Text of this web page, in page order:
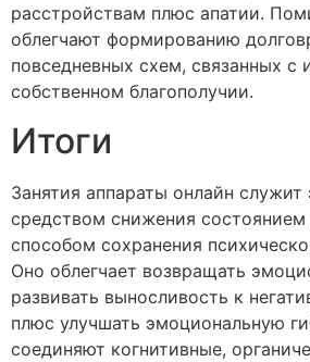
расстройствам плюс апатии.
облегчают формированию
повседневных схем, связанных с
собственном благополучии.
Итоги
Занятия аппараты онлайн
средством снижения
способом сохранения
Оно облегчает возвращать
развивать выносливость к
плюс улучшать эмоциональную
соединяют когнитивные,